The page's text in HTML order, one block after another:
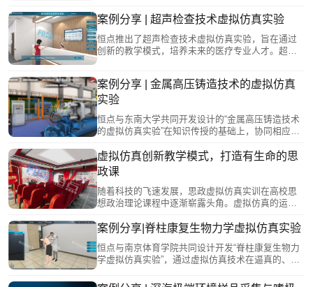
跨空间索结构”虚拟仿真实验平台上，借助虚拟仿真
苏州奥体游泳馆，进行沉浸式的学习体验。
案例分享 | 超声检查技术虚拟仿真实验
恒点推出了超声检查技术虚拟仿真实验，旨在通过
创新的教学模式，培养未来的医疗专业人才。超声
病态改变，为疾病的诊断提供依据。此实验课程以
超声检查技术为主，突出实践教学，强调操作技能
种常见疾病的超声表现，并进行初步的超声诊断。
案例分享 | 金属高压铸造技术的虚拟仿真
实验
恒点与东南大学共同开发设计的“金属高压铸造技术
的虚拟仿真实验”在知识传授的基础上，协同相应的
个实验模块的操作，最终掌握根据目标产品的结构
特征。
虚拟仿真创新教学模式，打造有生命的思
政课
随着科技的飞速发展，思政虚拟仿真实训在高校思
想政治理论课程中逐渐崭露头角。虚拟仿真的运
变，增强了师生之间的交互性和共情感，有利于把
习体验。从而帮助学生塑造正确的世界观、人生
观、价值观，让传统的思政教学模式活起来。
案例分享|脊柱康复生物力学虚拟仿真实验
恒点与南京体育学院共同设计开发“脊柱康复生物力
学虚拟仿真实验”，通过虚拟仿真技术在逼真的、交
学。